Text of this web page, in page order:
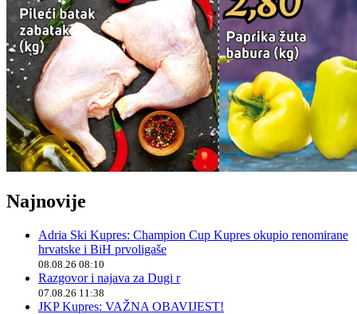
Najnovije
Adria Ski Kupres: Champion Cup Kupres okupio renomirane
hrvatske i BiH prvoligaše
08.08.26 08:10
Razgovor i najava za Dugi r
07.08.26 11:38
JKP Kupres: VAŽNA OBAVIJEST!